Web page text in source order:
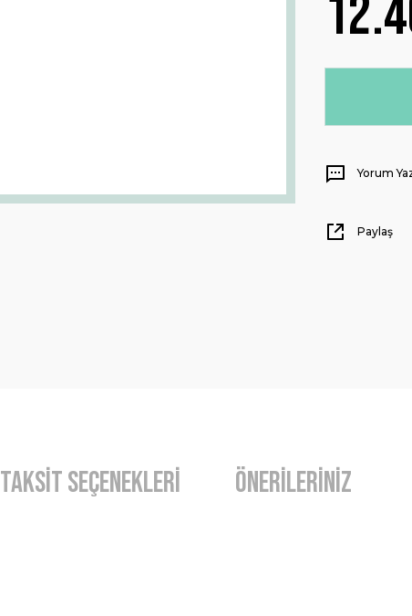
Yorum
Paylaş
Taksit Seçenekleri Önerileriniz